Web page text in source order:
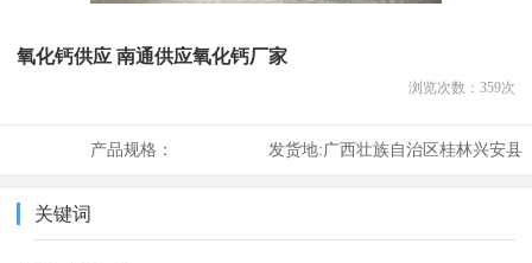
氧化钙供应 南通供应氧化钙厂家
浏览次数： 359次
产品规格： 发货地:广西壮族自治区桂林兴安县
关键词